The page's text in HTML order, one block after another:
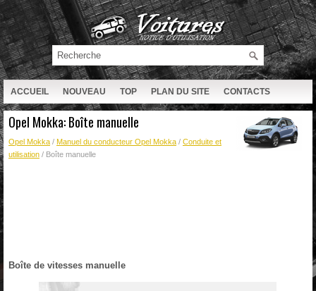
ACCUEIL NOUVEAU TOP PLAN DU SITE CONTACTS
RECHERCHE
Opel Mokka: Boîte manuelle
Opel Mokka / Manuel du conducteur Opel Mokka / Conduite et
utilisation / Boîte manuelle
Boîte de vitesses manuelle